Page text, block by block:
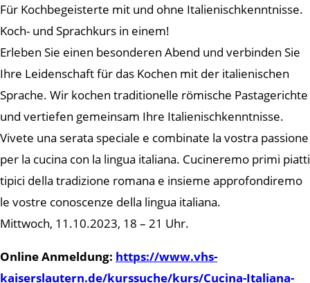
Für Kochbegeisterte mit und ohne Italienischkenntnisse.
Koch- und Sprachkurs in einem!
Erleben Sie einen besonderen Abend und verbinden Sie
Ihre Leidenschaft für das Kochen mit der italienischen
Sprache. Wir kochen traditionelle römische Pastagerichte
und vertiefen gemeinsam Ihre Italienischkenntnisse.
Vivete una serata speciale e combinate la vostra passione
per la cucina con la lingua italiana. Cucineremo primi piatti
tipici della tradizione romana e insieme approfondiremo
le vostre conoscenze della lingua italiana.
Mittwoch, 11.10.2023, 18 – 21 Uhr.
Online Anmeldung: https://www.vhs-
kaiserslautern.de/kurssuche/kurs/Cucina-Italiana-